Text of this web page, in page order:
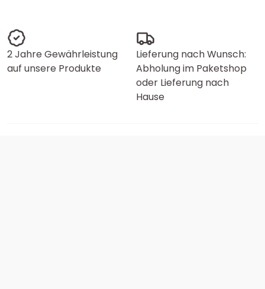
2 Jahre Gewährleistung
auf unsere Produkte
Lieferung nach Wunsch:
Abholung im Paketshop
oder Lieferung nach
Hause